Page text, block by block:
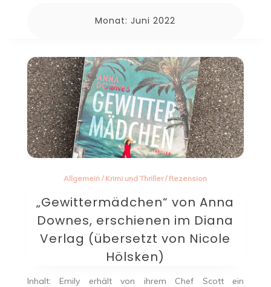
Monat:Juni 2022
Allgemein / Krimi und Thriller/ Rezension
„Gewittermädchen“ von Anna
Downes, erschienen im Diana
Verlag (übersetzt von Nicole
Hölsken)
Inhalt: Emily erhält von ihrem Chef Scott ein